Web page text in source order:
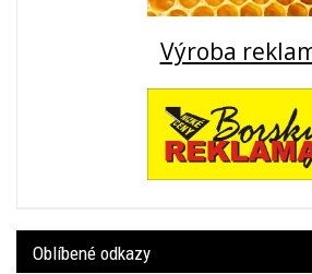
Výroba
Oblíbené odkazy